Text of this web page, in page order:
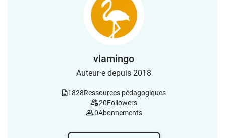
vlamingo
Auteur·e depuis 2018
1828Ressources pédagogiques
20Followers
0Abonnements